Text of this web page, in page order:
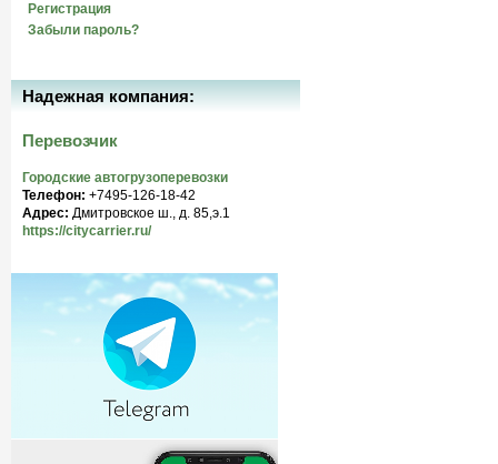
Регистрация
Забыли пароль?
Надежная компания:
Перевозчик
Городские автогрузоперевозки
Телефон: +7495-126-18-42
Адрес: Дмитровское ш., д. 85,э.1
https://citycarrier.ru/